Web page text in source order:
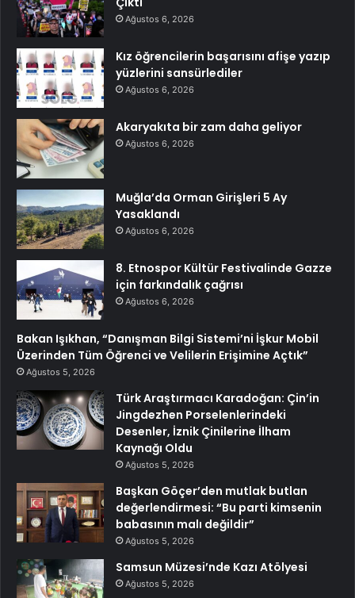
Ağustos 6, 2026
Kız öğrencilerin başarısını afişe yazıp
yüzlerini sansürlediler
Ağustos 6, 2026
Akaryakıta bir zam daha geliyor
Ağustos 6, 2026
Muğla’da Orman Girişleri 5 Ay
Yasaklandı
Ağustos 6, 2026
8. Etnospor Kültür Festivalinde Gazze
için farkındalık çağrısı
Ağustos 6, 2026
Bakan Işıkhan, “Danışman Bilgi Sistemi’ni İşkur Mobil
Üzerinden Tüm Öğrenci ve Velilerin Erişimine Açtık”
Ağustos 5, 2026
Türk Araştırmacı Karadoğan: Çin’in
Jingdezhen Porselenlerindeki
Desenler, İznik Çinilerine İlham
Kaynağı Oldu
Ağustos 5, 2026
Başkan Göçer’den mutlak butlan
değerlendirmesi: “Bu parti kimsenin
babasının malı değildir”
Ağustos 5, 2026
Samsun Müzesi’nde Kazı Atölyesi
Ağustos 5, 2026